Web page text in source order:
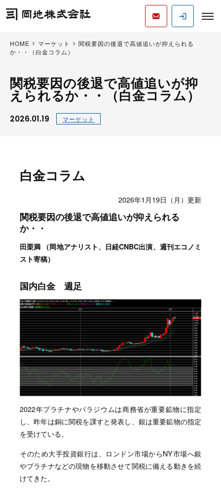
HOME マーケット
関税要因の後退で高値追いが抑えられる
か・・（白金コラム）
関税要因の後退で高値追いが抑
えられるか・・（白金コラム）
2026.01.19 マーケット
白金コラム
2026年1月19日（月）更新
関税要因の後退で高値追いが抑えられる
か・・
田栗満 （岡地アナリスト、日経CNBC出演、週刊エコノミ
スト寄稿）
国内白金 週足
2022年プラチナやパラジウムは商務省が重要鉱物に指定
し、昨年は銅に関税を課すと発表し、銀は重要鉱物の指定
を受けている。
そのため大手投資銀行は、ロンドン市場からNY市場へ銀
やプラチナなどの現物を移動させて関税に備える動きを続
けてきた。